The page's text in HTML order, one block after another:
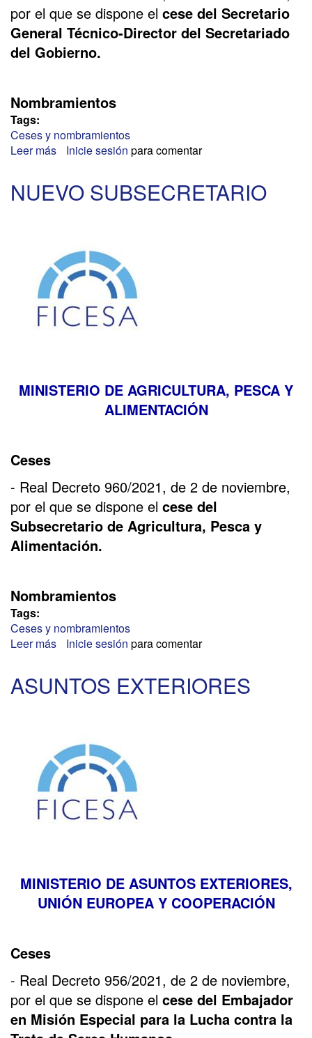
por el que se dispone el cese del Secretario
General Técnico-Director del Secretariado
del Gobierno.
Nombramientos
Tags:
Ceses y nombramientos
Leer más sobre
GENERAL
Inicie sesión para comentar
NUEVO SUBSECRETARIO
MINISTERIO DE AGRICULTURA, PESCA Y
ALIMENTACIÓN
Ceses
- Real Decreto 960/2021, de 2 de noviembre,
por el que se dispone el cese del
Subsecretario de Agricultura, Pesca y
Alimentación.
Nombramientos
Tags:
Ceses y nombramientos
Leer más sobre
Inicie sesión para comentar
ASUNTOS EXTERIORES
MINISTERIO DE ASUNTOS EXTERIORES,
UNIÓN EUROPEA Y COOPERACIÓN
Ceses
- Real Decreto 956/2021, de 2 de noviembre,
por el que se dispone el cese del Embajador
en Misión Especial para la Lucha contra la